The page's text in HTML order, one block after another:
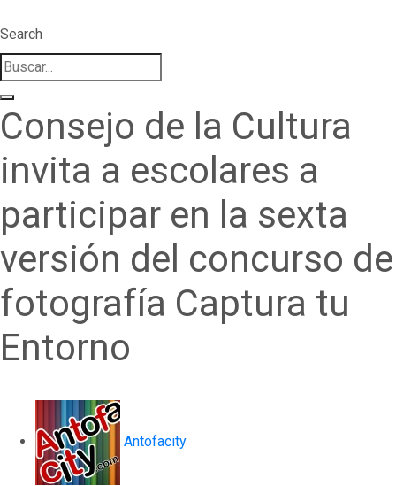
Search
Consejo de la Cultura
invita a escolares a
participar en la sexta
versión del concurso de
fotografía Captura tu
Entorno
Antofacity